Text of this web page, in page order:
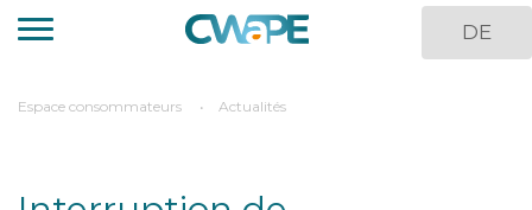
Aller
au
principal
DE
You
Espace consommateurs Actualités